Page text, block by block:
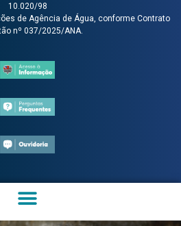
10.020/98
de Agência de Água, conforme Contrato
nº 037/2025/ANA.